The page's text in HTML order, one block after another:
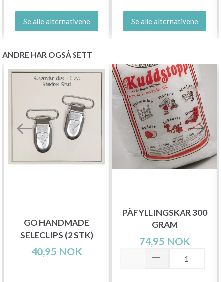
Se alle alternativene Se alle alternativene
ANDRE HAR OGSÅ SETT
GO HANDMADE
SELECLIPS (2 STK)
40,95 NOK
PÅFYLLINGSKAR 300
GRAM
74,95 NOK